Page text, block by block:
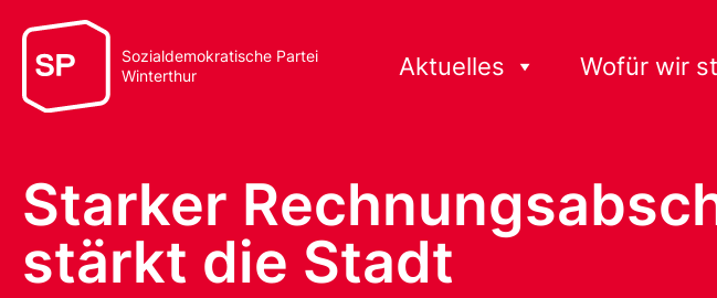
Sozialdemokratische Partei
Winterthur
Aktuelles Wofür wir
Starker
stärkt die Stadt